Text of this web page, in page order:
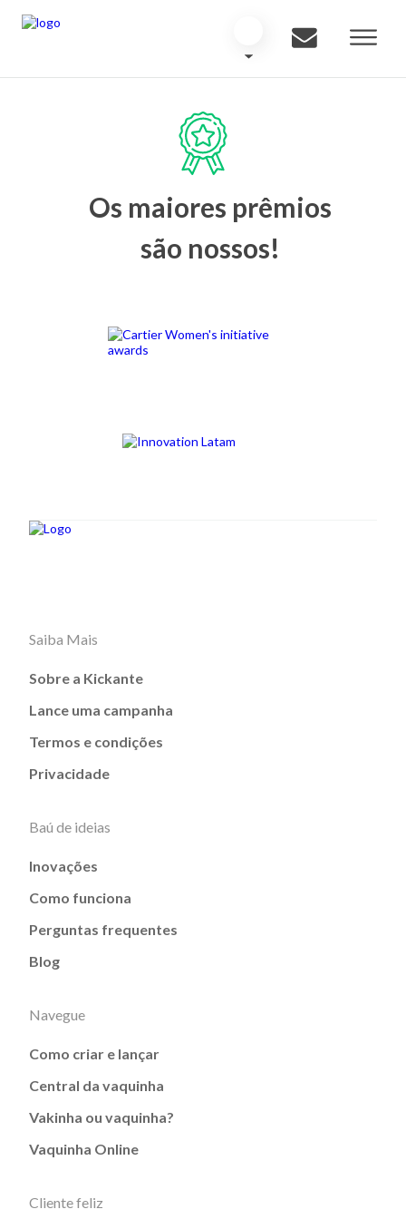
Os maiores prêmios
são nossos!
Saiba Mais
Sobre a Kickante
Lance uma campanha
Termos e condições
Privacidade
Baú de ideias
Inovações
Como funciona
Perguntas frequentes
Blog
Navegue
Como criar e lançar
Central da vaquinha
Vakinha ou vaquinha?
Vaquinha Online
Cliente feliz